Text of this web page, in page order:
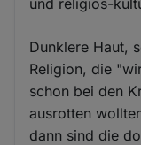
Dunklere Haut,
Religion, die
schon bei den
ausrotten
dann sind die